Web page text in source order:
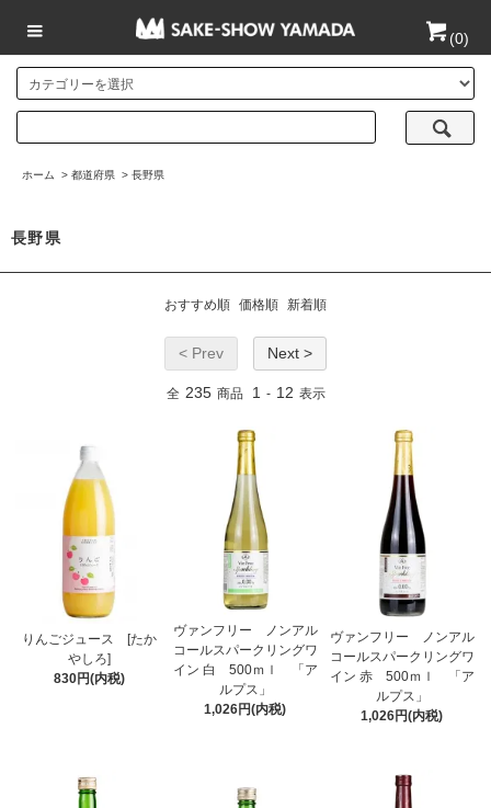
(0)
ホーム > 都道府県 > 長野県
長野県
おすすめ順 価格順 新着順
< Prev Next >
全 235 商品 1 - 12 表示
りんごジュース [たか
やしろ]
830円(内税)
ヴァンフリー ノンアル
コールスパークリングワ
イン 白 500ｍｌ 「ア
ルプス」
1,026円(内税)
ヴァンフリー ノンアル
コールスパークリングワ
イン 赤 500ｍｌ 「ア
ルプス」
1,026円(内税)